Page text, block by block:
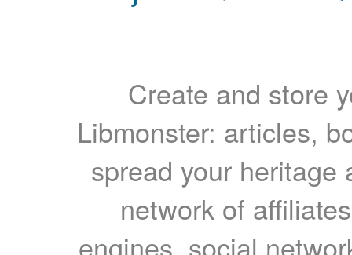
Create and store
Libmonster: articles,
spread your heritage
network of
engines, social